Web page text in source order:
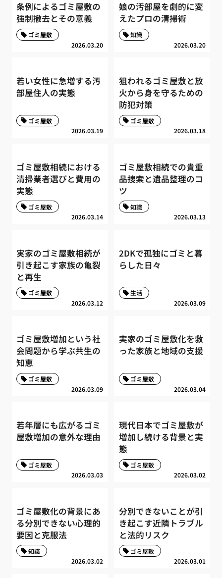
条例によるゴミ屋敷の
強制撤去とその意義
2026.03.20
ゴミ屋敷
娘の汚部屋を劇的に変
えたプロの清掃術
2026.03.20
知識
若い女性に急増する汚
部屋住人の実態
2026.03.19
ゴミ屋敷
狙われるゴミ屋敷と放
火から身を守るための
防犯対策
2026.03.18
ゴミ屋敷
ゴミ屋敷相続における
清掃業者選びと費用の
実態
2026.03.14
ゴミ屋敷
ゴミ屋敷相続での貴重
品捜索と遺品整理のコ
ツ
2026.03.13
知識
実家のゴミ屋敷相続が
引き起こす家族の亀裂
と再生
2026.03.12
ゴミ屋敷
2DKで孤独にゴミと暮
らした日々
2026.03.09
生活
ゴミ屋敷増加という社
会問題から学ぶ共生の
知恵
2026.03.09
ゴミ屋敷
実家のゴミ屋敷化を救
った家族と地域の支援
2026.03.04
ゴミ屋敷
若年層にも広がるゴミ
屋敷増加の意外な理由
2026.03.03
ゴミ屋敷
現代日本でゴミ屋敷が
増加し続ける背景と実
態
2026.03.02
ゴミ屋敷
ゴミ屋敷化の背景にあ
る分別できない心理的
要因と克服法
2026.03.02
知識
分別できないことが引
き起こす近隣トラブル
と法的リスク
2026.03.01
ゴミ屋敷